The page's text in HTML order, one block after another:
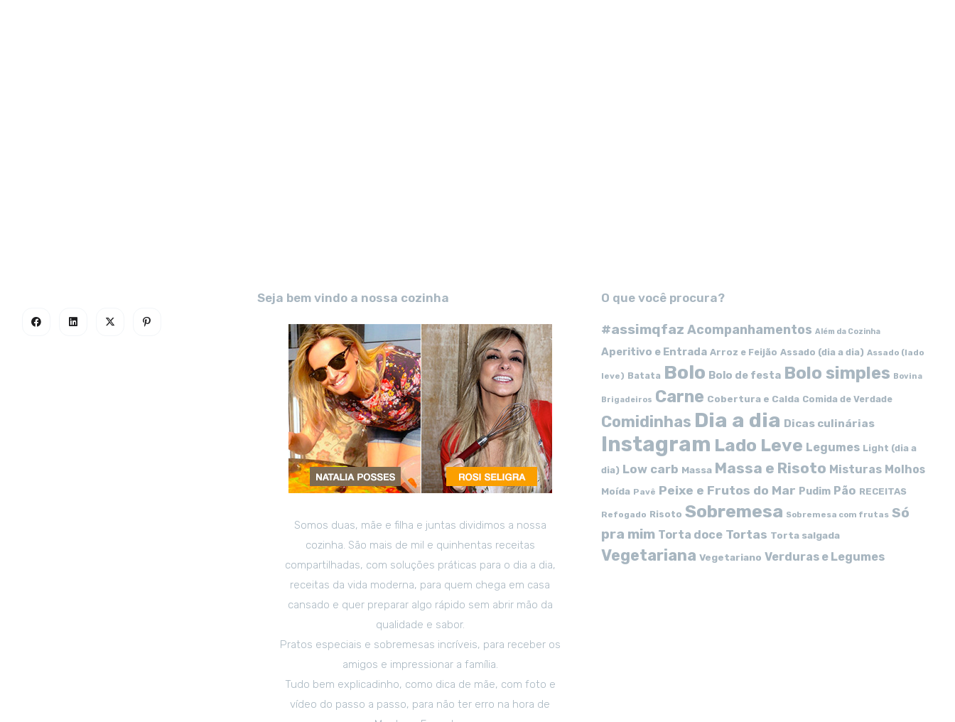
Seja bem vindo a nossa cozinha
Somos duas, mãe e filha e juntas dividimos a nossa
cozinha. São mais de mil e quinhentas receitas
compartilhadas, com soluções práticas para o dia a dia,
receitas da vida moderna, para quem chega em casa
cansado e quer preparar algo rápido sem abrir mão da
qualidade e sabor.
Pratos especiais e sobremesas incríveis, para receber os
amigos e impressionar a família.
Tudo bem explicadinho, como dica de mãe, com foto e
vídeo do passo a passo, para não ter erro na hora de
O que você procura?
#assimqfaz Acompanhamentos Além da Cozinha
Aperitivo e Entrada Arroz e Feijão Assado (dia a dia) Assado (lado
leve) Batata Bolo Bolo de festa Bolo simples Bovina
Brigadeiros Carne Cobertura e Calda Comida de Verdade
Comidinhas Dia a dia Dicas culinárias
Instagram Lado Leve Legumes Light (dia a
dia) Low carb Massa Massa e Risoto Misturas Molhos
Moída Pavê Peixe e Frutos do Mar Pudim Pão RECEITAS
Refogado Risoto Sobremesa Sobremesa com frutas Só
pra mim Torta doce Tortas Torta salgada
Vegetariana Vegetariano Verduras e Legumes